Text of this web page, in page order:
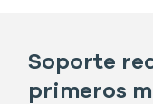
Soporte
primeros